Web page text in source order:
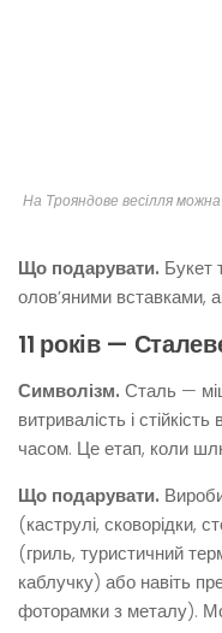
На Трояндове весілля
Що подарувати. Букет
олов’яними вставками,
11 років —
Символізм. Сталь —
витривалість і
часом. Це етап, коли
Що подарувати.
(каструлі, сковорідки,
(гриль, туристичний
каблучку) або навіть
фоторамки з металу).